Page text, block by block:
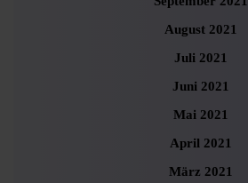
August 2021
Juli 2021
Juni 2021
Mai 2021
April 2021
März 2021